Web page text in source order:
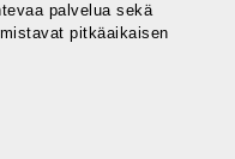
palvelua sekä
pitkäaikaisen